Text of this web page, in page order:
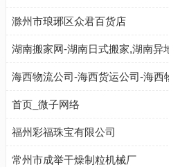
滁州市琅琊区众君百货店
海西物流公司-海西货运公司-海西
首页_微子网络
福州彩福珠宝有限公司
常州市成举干燥制粒机械厂